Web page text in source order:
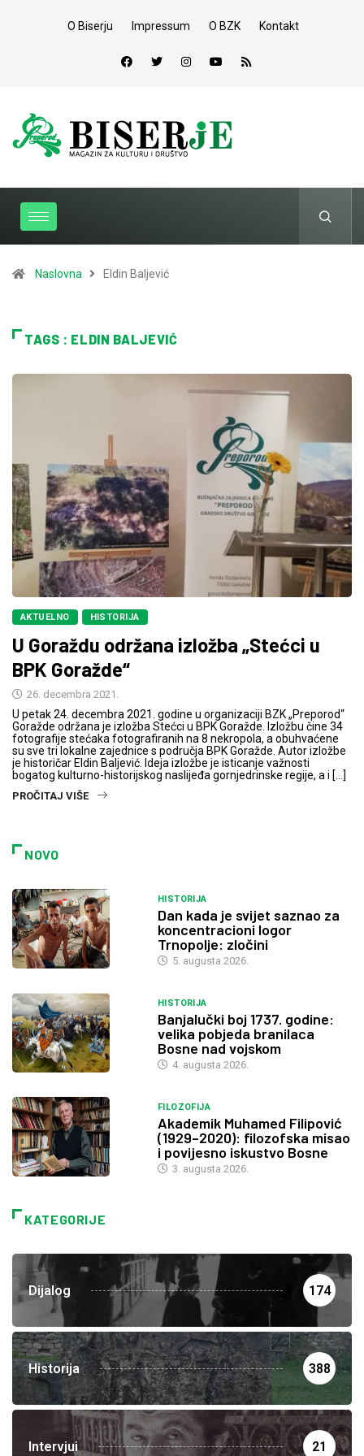
O Biserju Impressum O BZK Kontakt
Naslovna Eldin Baljević
TAGS : ELDIN BALJEVIĆ
AKTUELNO HISTORIJA
U Goraždu održana izložba „Stećci u
BPK Goražde“
26. decembra 2021.
U petak 24. decembra 2021. godine u organizaciji BZK „Preporod“
Goražde održana je izložba Stećci u BPK Goražde. Izložbu čine 34
fotografije stećaka fotografiranih na 8 nekropola, a obuhvaćene
su sve tri lokalne zajednice s područja BPK Goražde. Autor izložbe
je historičar Eldin Baljević. Ideja izložbe je isticanje važnosti
bogatog kulturno-historijskog naslijeđa gornjedrinske regije, a i […]
PROČITAJ VIŠE
NOVO
HISTORIJA
Dan kada je svijet saznao za
koncentracioni logor
Trnopolje: zločini
5. augusta 2026.
HISTORIJA
Banjalučki boj 1737. godine:
velika pobjeda branilaca
Bosne nad vojskom
4. augusta 2026.
FILOZOFIJA
Akademik Muhamed Filipović
(1929–2020): filozofska misao
i povijesno iskustvo Bosne
3. augusta 2026.
KATEGORIJE
Dijalog 174
Historija 388
Intervjui 21